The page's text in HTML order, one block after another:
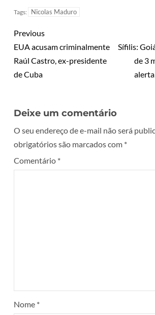
Tags: Nicolas Maduro
Previous
EUA acusam criminalmente
Raúl Castro, ex-presidente
de Cuba
Sífilis:
de 3
Deixe um comentário
O seu endereço de e-mail não será
obrigatórios são marcados com *
Comentário *
Nome *